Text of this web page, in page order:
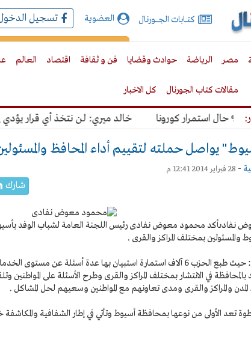
كتـــابات الجـــــورنال العضوية تسجيل
مصر الرياضة حوادث وقضايا فن و ثقافة اقتصاد العالم
مقالات كتاب الجورنال كل الاخبار
خالد ميري: لن نتخذ أي قرار يؤدي
يواصل حملته لتقييم أداء المحافظ والمسئولين
- 28 فبراير 2014 12:41 م
شارك
نفادىأكد محمود معوض نفادى رئيس اللجنة العامة لشباب الوفد
بمختلف المراكز والقرى .
وقال نفادى: حيث طبع الحزب 6 آلاف استمارة استبيان بها عدة أسئلة
بالمحافظة في الانتشار بمختلف المراكز والقرى وطرح الأسئلة على
والمراكز والقرى ومدى تعاونهم مع المواطنين وسعيهم لحل المشاكل .
تعد الأولى من نوعها بمحافظة أسيوط وتأتي في إطار الشفافية